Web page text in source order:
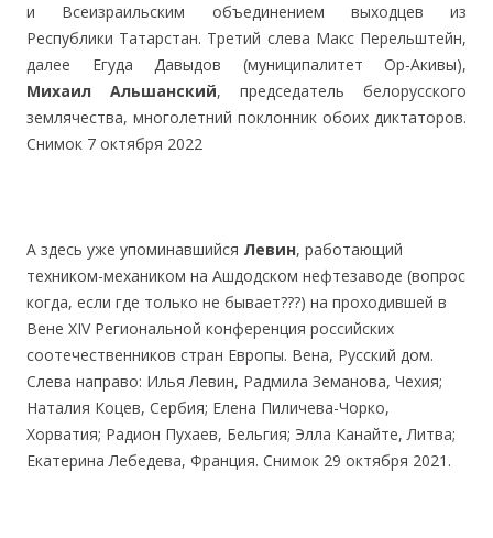
и Всеизраильским объединением выходцев из
Республики Татарстан. Третий слева Макс Перельштейн,
далее Егуда Давыдов (муниципалитет Ор-Акивы),
Михаил Альшанский, председатель белорусского
землячества, многолетний поклонник обоих диктаторов.
Снимок 7 октября 2022
А здесь уже упоминавшийся Левин, работающий
техником-механиком на Ашдодском нефтезаводе (вопрос
когда, если где только не бывает???) на проходившей в
Вене XIV Региональной конференция российских
соотечественников стран Европы. Вена, Русский дом.
Слева направо: Илья Левин, Радмила Земанова, Чехия;
Наталия Коцев, Сербия; Елена Пиличева-Чорко,
Хорватия; Радион Пухаев, Бельгия; Элла Канайте, Литва;
Екатерина Лебедева, Франция. Снимок 29 октября 2021.